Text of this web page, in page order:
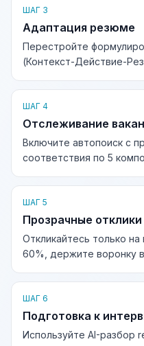
ШАГ 3
Адаптация резюме
Перестройте
(Контекст-Действие-
ШАГ 4
Отслеживание
Включите автопоиск с
соответствия по 5
ШАГ 5
Прозрачные отклики
Откликайтесь только на
60%, держите воронку
ШАГ 6
Подготовка к
Используйте AI-разбор